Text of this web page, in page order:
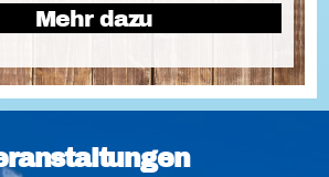
Mehr dazu